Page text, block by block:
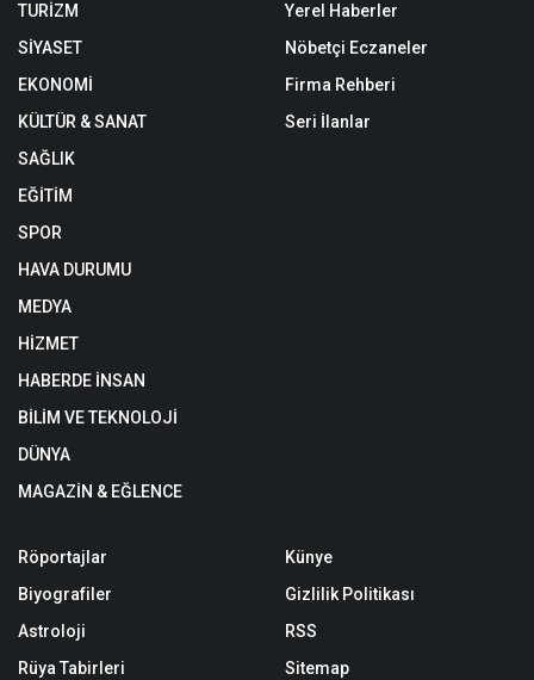
TURİZM
SİYASET
EKONOMİ
KÜLTÜR & SANAT
SAĞLIK
EĞİTİM
SPOR
HAVA DURUMU
MEDYA
HİZMET
HABERDE İNSAN
BİLİM VE TEKNOLOJİ
DÜNYA
MAGAZİN & EĞLENCE
Yerel Haberler
Nöbetçi Eczaneler
Firma Rehberi
Seri İlanlar
Röportajlar
Biyografiler
Astroloji
Rüya Tabirleri
Künye
Gizlilik Politikası
RSS
Sitemap